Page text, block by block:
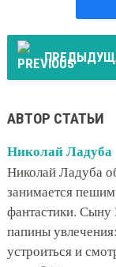
АВТОР СТАТЬИ
Николай Ладуба
Николай Ладуба
занимается
фантастики. Сыну
папины
устроиться и